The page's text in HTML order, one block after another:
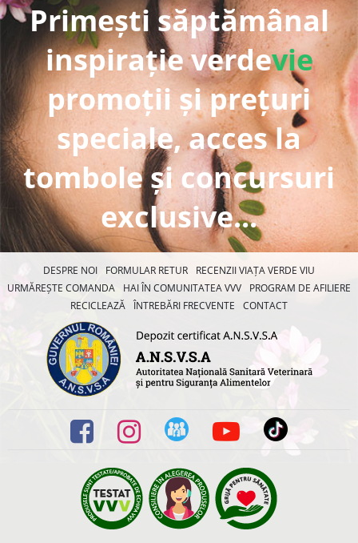
Primești săptămânal
inspirație verdevie
promoții și prețuri
speciale, acces la
tombole și concursuri
exclusive...
DESPRE NOI FORMULAR RETUR
RECENZII VIAȚA VERDE VIU
URMĂREȘTE COMANDA
HAI ÎN COMUNITATEA VVV
PROGRAM DE AFILIERE
RECICLEAZĂ ÎNTREBĂRI FRECVENTE CONTACT